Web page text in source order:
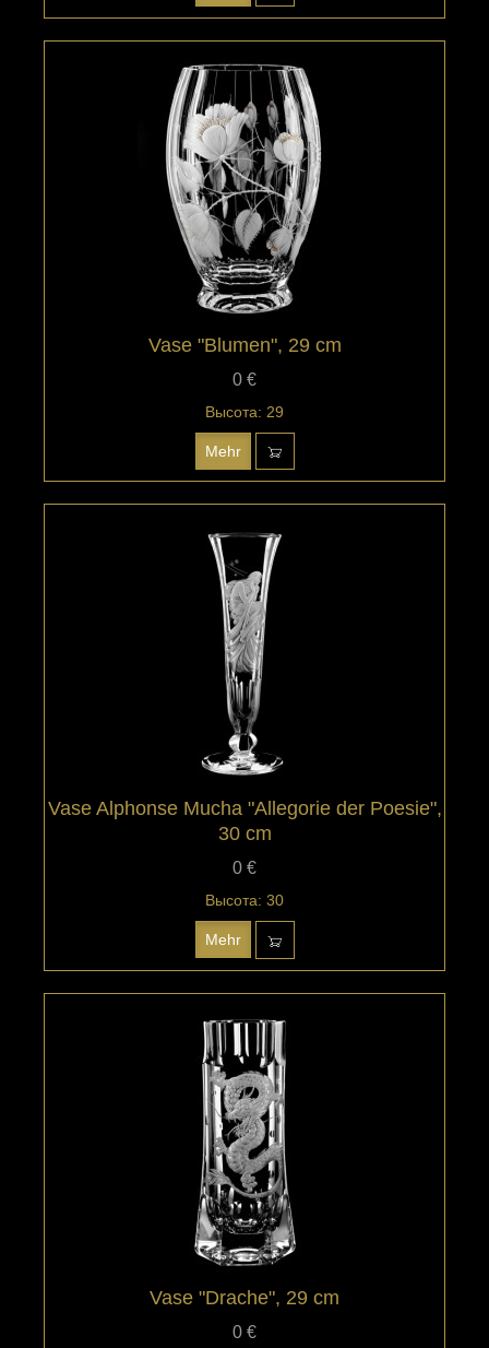
Vase "Blumen", 29 cm
0 €
Высота: 29
Mehr
Vase Alphonse Mucha "Allegorie der Poesie",
30 cm
0 €
Высота: 30
Mehr
Vase "Drache", 29 cm
0 €